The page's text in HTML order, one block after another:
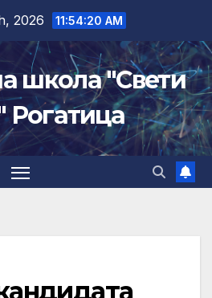
2026 11:54:21 AM
школа "Свети
Рогатица